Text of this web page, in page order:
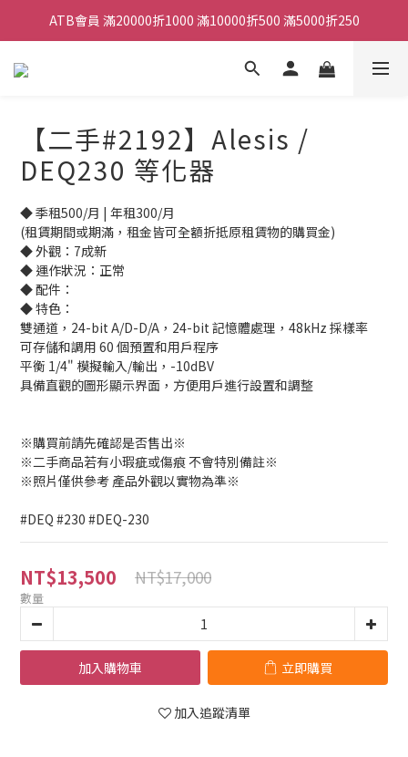
ATB會員 滿20000折1000 滿10000折500 滿5000折250
ATB會員 滿20000折1000 滿10000折500 滿5000折250
全館滿490元免運
ATB會員 滿20000折1000 滿10000折500 滿5000折250
【二手#2192】Alesis /
DEQ230 等化器
◆ 季租500/月 | 年租300/月
(租賃期間或期滿，租金皆可全額折抵原租賃物的購買金)
◆ 外觀：7成新
◆ 運作狀況：正常
◆ 配件：
◆ 特色：
雙通道，24-bit A/D-D/A，24-bit 記憶體處理，48kHz 採樣率
可存儲和調用 60 個預置和用戶程序
平衡 1/4" 模擬輸入/輸出，-10dBV
具備直觀的圖形顯示界面，方便用戶進行設置和調整
※購買前請先確認是否售出※
※二手商品若有小瑕疵或傷痕 不會特別備註※
※照片僅供參考 產品外觀以實物為準※
#DEQ #230 #DEQ-230
NT$13,500 NT$17,000
數量
加入購物車 立即購買
加入追蹤清單